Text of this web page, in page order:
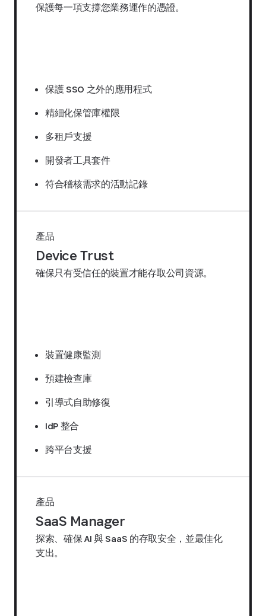
保護每一項支撐您業務運作的憑證。
保護 SSO 之外的應用程式
精細化保管庫權限
多租戶支援
開發者工具套件
符合稽核需求的活動記錄
產品
Device Trust
確保只有受信任的裝置才能存取公司資源。
裝置健康監測
預建檢查庫
引導式自助修復
IdP 整合
跨平台支援
產品
SaaS Manager
探索、確保 AI 與 SaaS 的存取安全，並最佳化
支出。